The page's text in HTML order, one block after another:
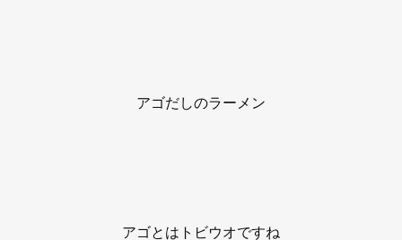
アゴだしのラーメン
アゴとはトビウオですね